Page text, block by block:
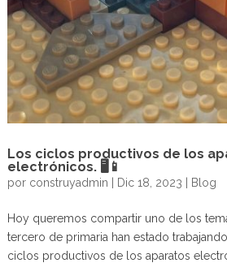
Los ciclos productivos de los
electrónicos. 🖥📱
por construyadmin Dic 18, 2023 Blog
Hoy queremos compartir uno de los
tercero de primaria han estado
ciclos productivos de los aparatos